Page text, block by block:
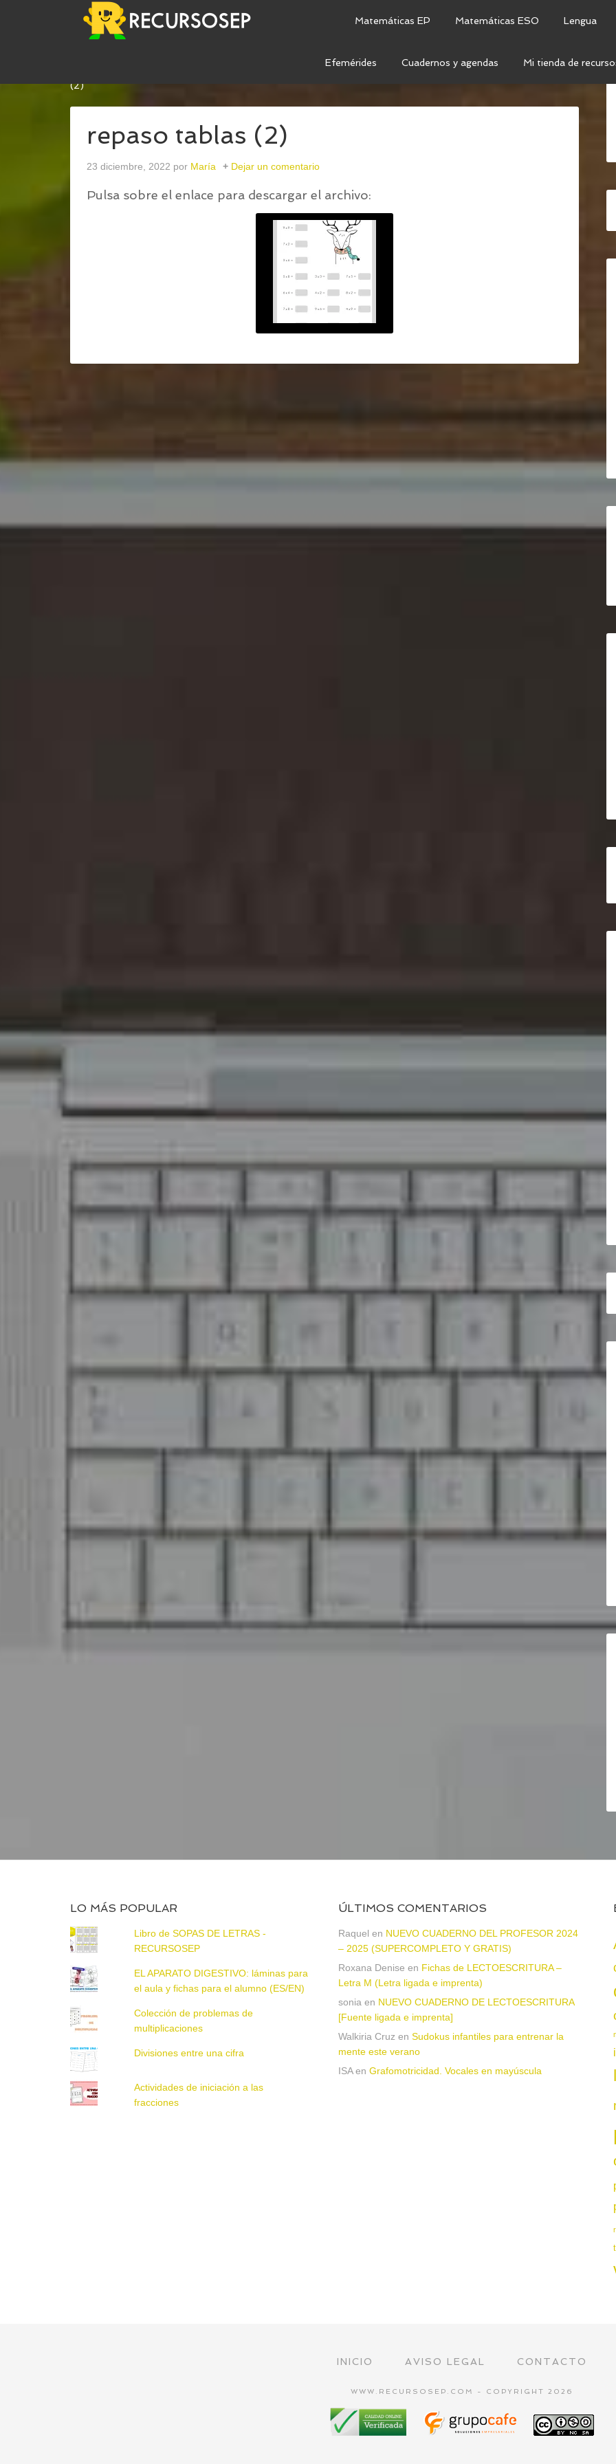
Matemáticas EP Matemáticas ESO Lengua
Efemérides Cuadernos y agendas Mi tienda de
FICHAS PARA REPASAR LAS TABLAS DE MULTIPLICAR
(2)
repaso tablas (2)
23 diciembre, 2022 por María Dejar un comentario
Pulsa sobre el enlace para descargar el archivo:
LO MÁS POPULAR
Libro de SOPAS DE LETRAS -
RECURSOSEP
EL APARATO DIGESTIVO: láminas para
el aula y fichas para el alumno (ES/EN)
Colección de problemas de
multiplicaciones
Divisiones entre una cifra
Actividades de iniciación a las
fracciones
ÚLTIMOS COMENTARIOS
Raquel en NUEVO CUADERNO DEL PROFESOR 2024
– 2025 (SUPERCOMPLETO Y GRATIS)
Roxana Denise en Fichas de LECTOESCRITURA –
Letra M (Letra ligada e imprenta)
sonia en NUEVO CUADERNO DE LECTOESCRITURA
[Fuente ligada e imprenta]
Walkiria Cruz en Sudokus infantiles para entrenar la
mente este verano
ISAen Grafomotricidad. Vocales en mayúscula
INICIO AVISO LEGAL CONTACTO
WWW.RECURSOSEP.COM - COPYRIGHT 2026